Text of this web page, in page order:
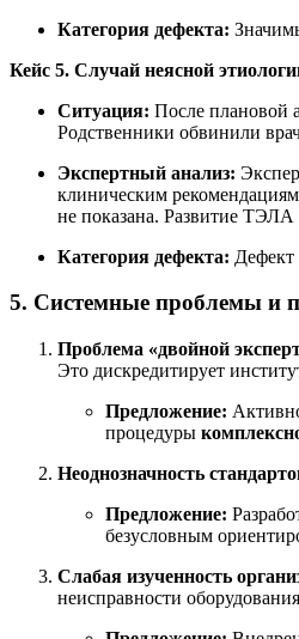
Категория дефекта:
Кейс 5. Случай неясной
Ситуация: После плановой
Родственники обвинили
Экспертный анализ:
клиническим
не показана. Развитие
Категория дефекта: Дефект
5. Системные проблемы и
Проблема «двойной
Это дискредитирует
Предложение:
процедуры
Неоднозначность
Предложение:
безусловным
Слабая изученность
неисправности